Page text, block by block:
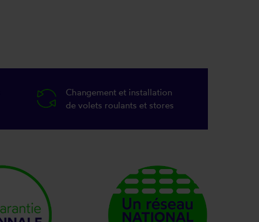
Changement et installation
de volets roulants et stores